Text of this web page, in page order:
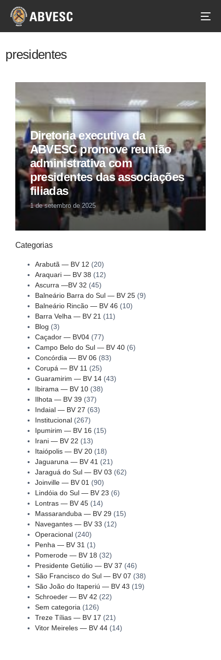
presidentes
Diretoria executiva da
ABVESC promove reunião
administrativa com
presidentes das associações
filiadas
1 de setembro de 2025
Categorias
Arabutã — BV 12 (20)
Araquari — BV 38 (12)
Ascurra —BV 32 (45)
Balneário Barra do Sul — BV 25(9)
Balneário Rincão — BV 46 (10)
Barra Velha — BV 21 (11)
Blog (3)
Caçador — BV04(77)
Campo Belo do Sul — BV 40(6)
Concórdia — BV 06 (83)
Corupá — BV 11 (25)
Guaramirim — BV 14(43)
Ibirama — BV 10(38)
Ilhota — BV 39 (37)
Indaial — BV 27 (63)
Institucional(267)
Ipumirim — BV 16 (15)
Irani — BV 22 (13)
Itaiópolis — BV 20(18)
Jaguaruna — BV 41 (21)
Jaraguá do Sul — BV 03 (62)
Joinville — BV 01 (90)
Lindóia do Sul — BV 23 (6)
Lontras — BV 45(14)
Massaranduba — BV 29 (15)
Navegantes — BV 33 (12)
Operacional(240)
Penha — BV 31 (1)
Pomerode — BV 18 (32)
Presidente Getúlio — BV 37 (46)
São Francisco do Sul — BV 07 (38)
São João do Itaperiú — BV 43 (19)
Schroeder — BV 42 (22)
Sem categoria (126)
Treze Tílias — BV 17 (21)
Vitor Meireles — BV 44(14)